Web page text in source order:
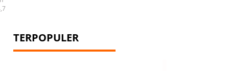
TERPOPULER